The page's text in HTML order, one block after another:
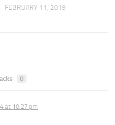
FEBRUARY 11, 2019
0
at 10:27 pm